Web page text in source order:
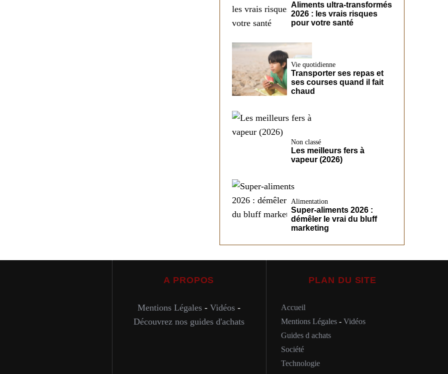
Aliments ultra-transformés
2026 : les vrais risques
pour votre santé
Vie quotidienne
Transporter ses repas et
ses courses quand il fait
chaud
Non classé
Les meilleurs fers à
vapeur (2026)
Alimentation
Super-aliments 2026 :
démêler le vrai du bluff
marketing
A PROPOS
Mentions Légales- Vidéos-
Découvrez nos guides d'achats
PLAN DU SITE
Accueil
Mentions Légales- Vidéos
Guides d achats
Société
Technologie